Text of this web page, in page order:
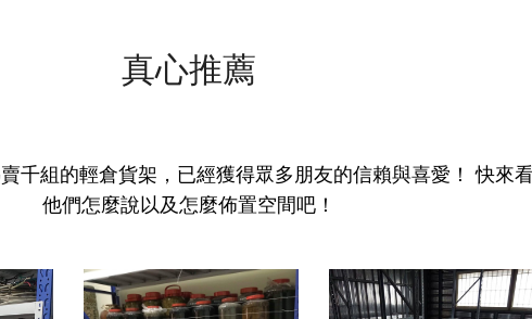
真心推薦
千組的輕倉貨架，已經獲得眾多朋友的信賴與喜愛！ 快來
他們怎麼說以及怎麼佈置空間吧！